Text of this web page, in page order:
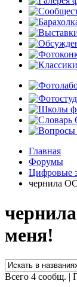
Главная
Форумы
Цифровые
чернила
меня!
Всего 4 сообщ. |